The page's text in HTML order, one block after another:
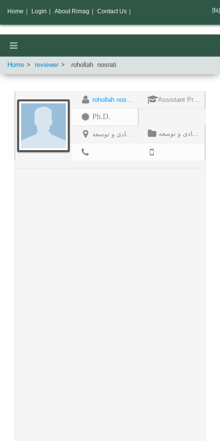
Home reviewer rohollah nosrati
rohollah nosrati Assistant Professor
Ph.D.
استادیار جامعه شناسی اقتصادی و توسعه استادیار جامعه شناسی اقتصادی و توسعه
Home Login About Rimag Contact Us [fa]